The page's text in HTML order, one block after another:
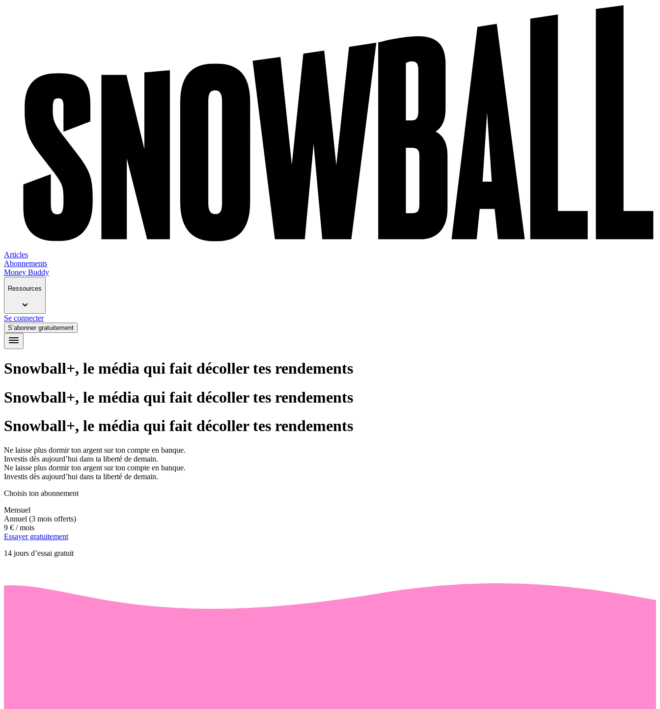
Articles
Abonnements
Money Buddy
Ressources
Se connecter
S’abonner gratuitement
Snowball+, le média qui fait décoller tes rendements
Snowball+, le média qui fait décoller tes rendements
Snowball+, le média qui fait décoller tes rendements
Ne laisse plus dormir ton argent sur ton compte en banque.
Investis dès aujourd’hui dans ta liberté de demain.
Ne laisse plus dormir ton argent sur ton compte en banque.
Investis dès aujourd’hui dans ta liberté de demain.
Choisis ton abonnement
Mensuel
Annuel (3 mois offerts)
9 € / mois
Essayer gratuitement
14 jours d’essai gratuit